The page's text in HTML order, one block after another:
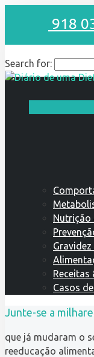
918
Search for:
Nutrição
Receitas
Casos
Junte-se a
que já mudaram o
reeducação